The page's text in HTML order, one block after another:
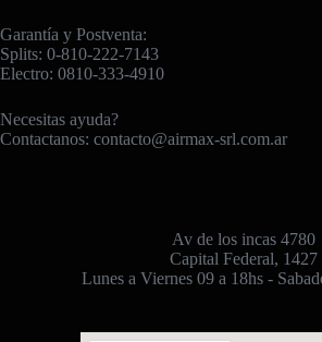
Garantía y Postventa:
Splits: 0-810-222-7143
Electro: 0810-333-4910
Necesitas ayuda?
Contactanos: contacto@airmax-srl.com.ar
Av de los incas 4780
Capital Federal, 1427
Lunes a Viernes 09 a 18hs -